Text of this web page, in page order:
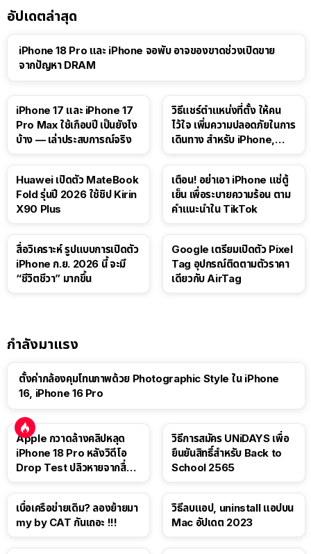
อัปเดตล่าสุด
iPhone 18 Pro และ iPhone จอพับ อาจของขาดช่วงเปิดขาย
จากปัญหา DRAM
iPhone 17 และ iPhone 17
Pro Max ใช้เกือบปี เป็นยังไง
บ้าง — เล่าประสบการณ์จริง
วิธีแชร์ตำแหน่งที่ตั้ง ให้คน
ไว้ใจ เพิ่มความปลอดภัยในการ
เดินทาง สำหรับ iPhone,
Huawei เปิดตัว MateBook
Fold รุ่นปี 2026 ใช้ชิป Kirin
X90 Plus
เตือน! อย่าเอา iPhone แช่ตู้
เย็น เพื่อระบายความร้อน ตาม
คำแนะนำใน TikTok
สื่อวิเคราะห์ รูปแบบการเปิดตัว
iPhone ก.ย. 2026 นี้ จะมี
“ชีวิตชีวา” มากขึ้น
Google เตรียมเปิดตัว Pixel
Tag อุปกรณ์ติดตามตัวราคา
เดียวกับ AirTag
กำลังมาแรง
ตั้งค่ากล้องคุมโทนภาพด้วย Photographic Style ใน iPhone
16, iPhone 16 Pro
Apple กวาดล้างคลิปหลุด
iPhone 18 Pro หลังวิดีโอ
Drop Test ปลิวหายจากสื่อ
วิธีการสมัคร UNiDAYS เพื่อ
ยืนยันสิทธิ์สำหรับ Back to
School 2565
เบื่อเครือข่ายเดิม? ลองย้ายมา
my by CAT กันเถอะ !!!
วิธีลบแอป, uninstall แอปบน
Mac อัปเดต 2023